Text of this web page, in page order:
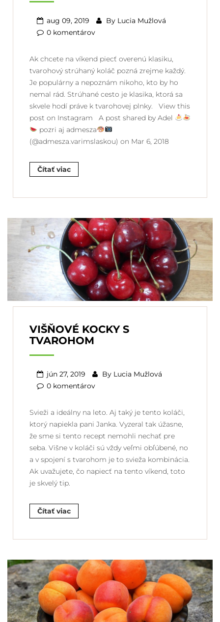
aug 09, 2019 By Lucia Mužlová
0 komentárov
Ak chcete na víkend piecť overenú klasiku,
tvarohový strúhaný koláč pozná zrejme každý.
Je populárny a nepoznám nikoho, kto by ho
nemal rád. Strúhané cesto je klasika, ktorá sa
skvele hodí práve k tvarohovej plnky. View this
post on Instagram A post shared by Adel
pozri aj admesza
(@admesza.varimslaskou) on Mar 6, 2018
Čítať viac
VIŠŇOVÉ KOCKY S
TVAROHOM
jún 27, 2019 By Lucia Mužlová
0 komentárov
Svieži a ideálny na leto. Aj taký je tento koláči,
ktorý napiekla pani Janka. Vyzeral tak úžasne,
že sme si tento recept nemohli nechať pre
seba. Višne v koláči sú vždy veľmi obľúbené, no
a v spojení s tvarohom je to svieža kombinácia.
Ak uvažujete, čo napiecť na tento víkend, toto
je skvelý tip.
Čítať viac